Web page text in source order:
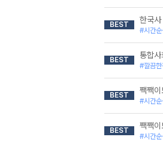
BEST 한국
#시간
BEST 통합
#깔끔
BEST 짹짹
#시간
BEST 짹짹
#시간